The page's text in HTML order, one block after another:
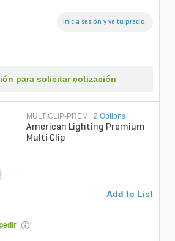
Inicia sesión y ve tu precio.
para solicitar cotización
MULTICLIP-PREM 2 Options
American Lighting Premium
Multi Clip
Add to List